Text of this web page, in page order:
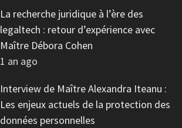
La recherche juridique à l’ère des
legaltech : retour d’expérience avec
Maître Débora Cohen
1 an ago
Interview de Maître Alexandra Iteanu :
Les enjeux actuels de la protection des
données personnelles